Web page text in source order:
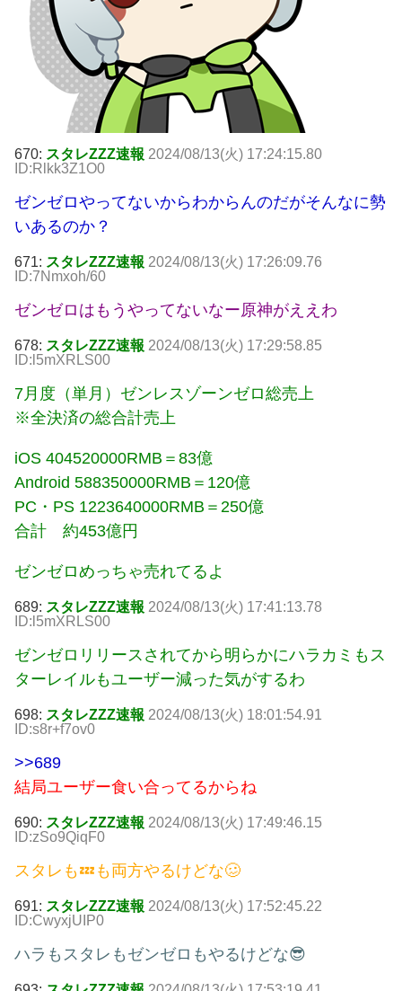
670: スタレZZZ速報 2024/08/13(火) 17:24:15.80
ID:Rlkk3Z1O0
ゼンゼロやってないからわからんのだがそんなに勢
いあるのか？
671: スタレZZZ速報 2024/08/13(火) 17:26:09.76
ID:7Nmxoh/60
ゼンゼロはもうやってないなー原神がええわ
678: スタレZZZ速報 2024/08/13(火) 17:29:58.85
ID:l5mXRLS00
7月度（単月）ゼンレスゾーンゼロ総売上
※全決済の総合計売上
iOS 404520000RMB＝83億
Android 588350000RMB＝120億
PC・PS 1223640000RMB＝250億
合計 約453億円
ゼンゼロめっちゃ売れてるよ
689: スタレZZZ速報 2024/08/13(火) 17:41:13.78
ID:l5mXRLS00
ゼンゼロリリースされてから明らかにハラカミもス
ターレイルもユーザー減った気がするわ
698: スタレZZZ速報 2024/08/13(火) 18:01:54.91
ID:s8r+f7ov0
>>689
結局ユーザー食い合ってるからね
690: スタレZZZ速報 2024/08/13(火) 17:49:46.15
ID:zSo9QiqF0
スタレも💤も両方やるけどな🥴
691: スタレZZZ速報 2024/08/13(火) 17:52:45.22
ID:CwyxjUIP0
ハラもスタレもゼンゼロもやるけどな😎